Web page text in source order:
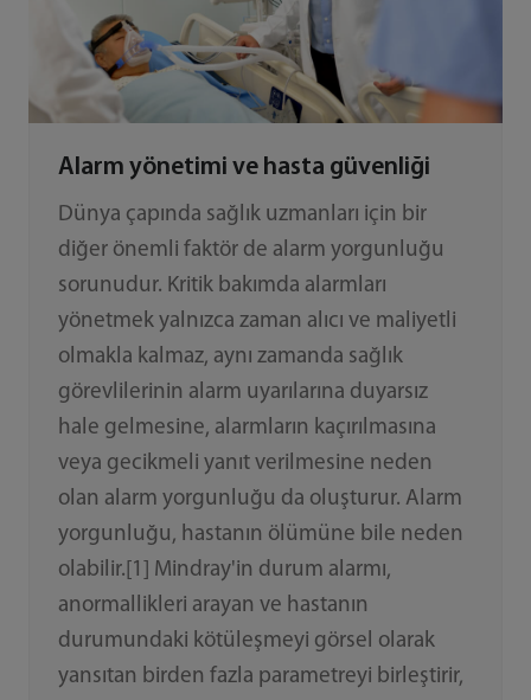
Alarm yönetimi ve hasta güvenliği
Dünya çapında sağlık uzmanları için bir
diğer önemli faktör de alarm yorgunluğu
sorunudur. Kritik bakımda alarmları
yönetmek yalnızca zaman alıcı ve maliyetli
olmakla kalmaz, aynı zamanda sağlık
görevlilerinin alarm uyarılarına duyarsız
hale gelmesine, alarmların kaçırılmasına
veya gecikmeli yanıt verilmesine neden
olan alarm yorgunluğu da oluşturur. Alarm
yorgunluğu, hastanın ölümüne bile neden
olabilir.[1] Mindray'in durum alarmı,
anormallikleri arayan ve hastanın
durumundaki kötüleşmeyi görsel olarak
yansıtan birden fazla parametreyi birleştirir,